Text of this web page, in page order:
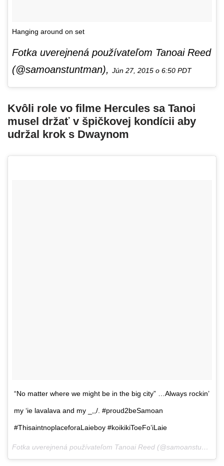
Hanging around on set
Fotka uverejnená používateľom Tanoai Reed
(@samoanstuntman), Jún 27, 2015 o 6:50 PDT
Kvôli role vo filme Hercules sa Tanoi
musel držať v špičkovej kondícii aby
udržal krok s Dwaynom
“No matter where we might be in the big city” …Always rockin’
my ‘ie lavalava and my _,,/. #proud2beSamoan
#ThisaintnoplaceforaLaieboy #koikikiToeFo’iLaie
Fotka uverejnená používateľom Tanoai Reed (@samoanstuntman),